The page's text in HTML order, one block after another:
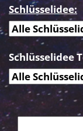
Schlüsselidee:
Schlüsselidee